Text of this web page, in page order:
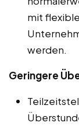
mit
werden.
Geringere